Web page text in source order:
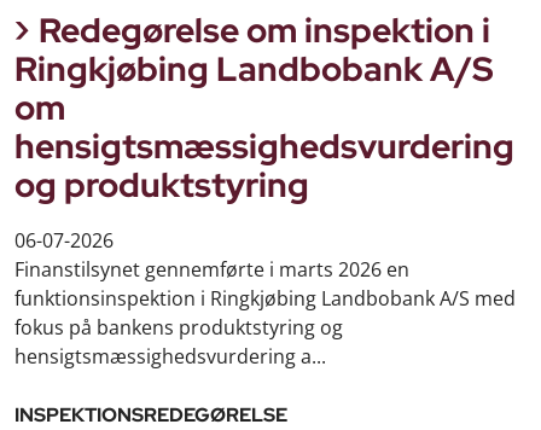
Redegørelse om inspektion i
Ringkjøbing Landbobank A/S
om
hensigtsmæssighedsvurdering
og produktstyring
06-07-2026
Finanstilsynet gennemførte i marts 2026 en
funktionsinspektion i Ringkjøbing Landbobank A/S med
fokus på bankens produktstyring og
hensigtsmæssighedsvurdering a...
INSPEKTIONSREDEGØRELSE